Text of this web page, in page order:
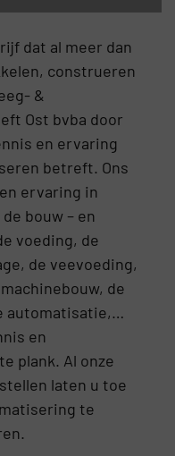
dat al meer dan
construeren
&
Ost bvba door
en ervaring
betreft. Ons
ervaring in
bouw – en
voeding, de
de veevoeding,
de
automatisatie,…
en
plank. Al onze
laten u toe
te